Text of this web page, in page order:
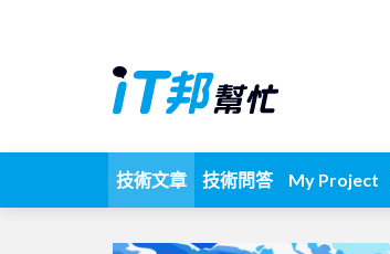
技術文章 技術問答 My Project